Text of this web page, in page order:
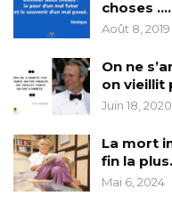
choses ….
Août 8, 2019
On ne
on vieillit
Juin 18, 2020
La mort
fin la
Mai 6, 2024